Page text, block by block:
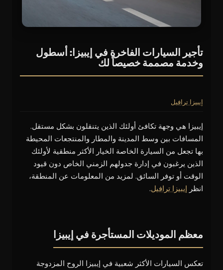
تأجير السيارات الفاخرة في إيبيزا: أسطول
وخدمة مصممة خصيصاً لك
إيبيزا ترافيل
إيبيزا هي وجهة تكافئ أولئك الذين يتنقلون بشكل مستقل.
المسافات بين وسط المدينة والمطار والمنتجعات المحيطة
بها تجعل من السيارة الخاصة الخيار الأكثر منطقية لأولئك
الذين يرغبون في إدارة جدولهم الزمني الخاص دون قيود
الوقت أو توفر السائق. لمزيد من المعلومات عن المنطقة،
انظر إيبيزا ترافيل.
معظم الموديلات المستأجرة في إيبيزا
تعكس السيارات الأكثر شعبية في إيبيزا الروح المزدوجة